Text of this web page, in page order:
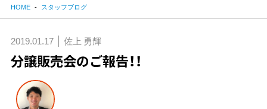
HOME スタッフブログ
2019.01.17 佐上 勇輝
分譲販売会のご報告！！